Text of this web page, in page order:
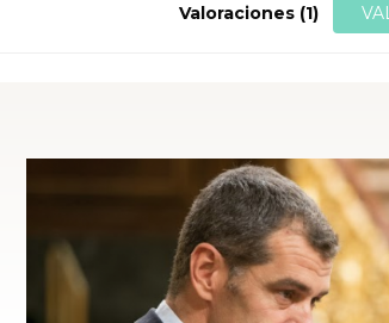
Valoraciones (1)